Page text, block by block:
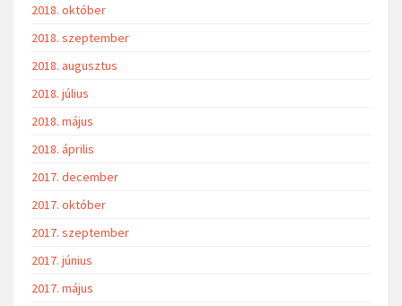
2018. október
2018. szeptember
2018. augusztus
2018. július
2018. május
2018. április
2017. december
2017. október
2017. szeptember
2017. június
2017. május